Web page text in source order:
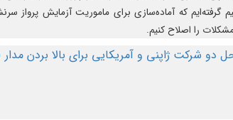
گرفته‌ایم که آماده‌سازی برای ماموریت آزمایش پرواز
را اصلاح کنیم.
دو شرکت ژاپنی و آمریکایی برای بالا بردن